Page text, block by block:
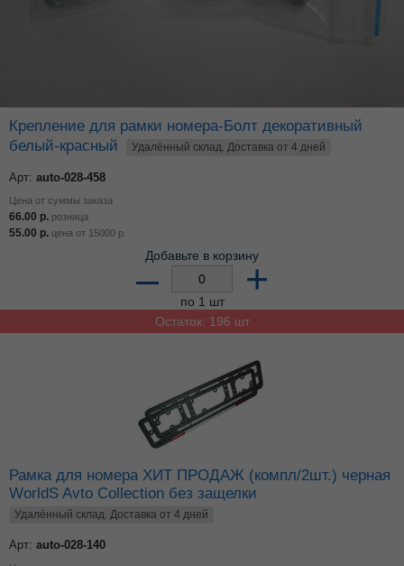
Крепление для рамки номера-Болт декоративный
белый-красный
Удалённый склад. Доставка от 4 дней
Арт: auto-028-458
Цена от суммы заказа
66.00 р. розница
55.00 р. цена от 15000 р.
Добавьте в корзину
– +
по 1 шт
Остаток: 196 шт
Рамка для номера ХИТ ПРОДАЖ (компл/2шт.) черная
WorldS Avto Collection без защелки
Удалённый склад. Доставка от 4 дней
Арт: auto-028-140